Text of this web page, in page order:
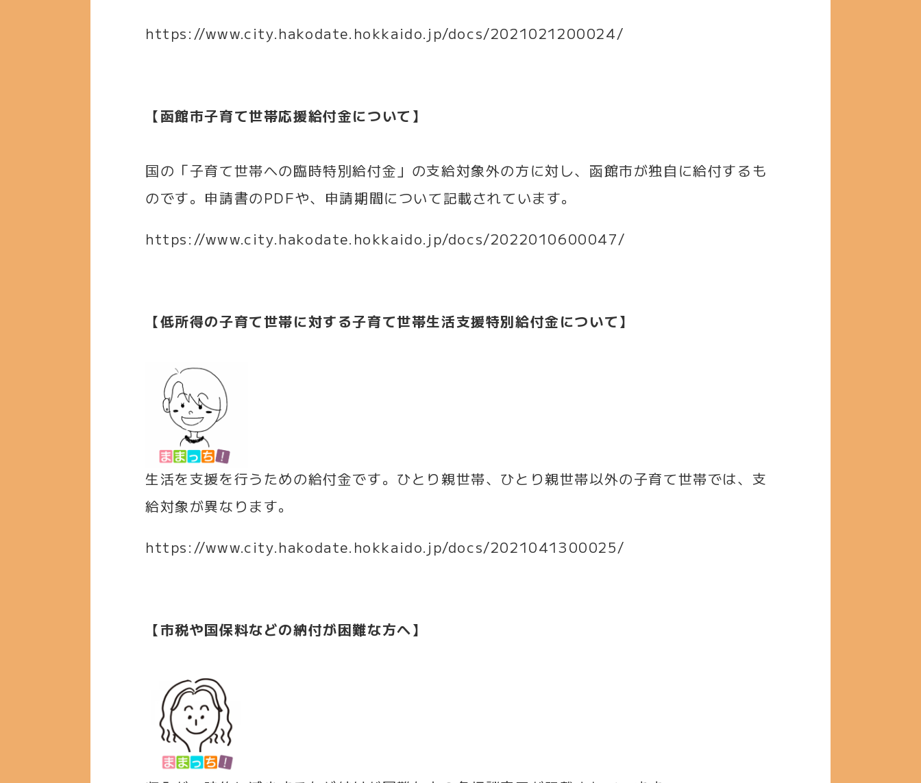
https://www.city.hakodate.hokkaido.jp/docs/2021021200024/
【函館市子育て世帯応援給付金について】
国の「子育て世帯への臨時特別給付金」の支給対象外の方に対し、函館市が独自に給付するも
のです。申請書のPDFや、申請期間について記載されています。
https://www.city.hakodate.hokkaido.jp/docs/2022010600047/
【低所得の子育て世帯に対する子育て世帯生活支援特別給付金について】
生活を支援を行うための給付金です。ひとり親世帯、ひとり親世帯以外の子育て世帯では、支
給対象が異なります。
https://www.city.hakodate.hokkaido.jp/docs/2021041300025/
【市税や国保料などの納付が困難な方へ】